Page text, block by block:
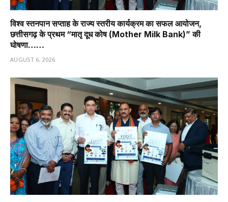
विश्व स्तनपान सप्ताह के राज्य स्तरीय कार्यक्रम का सफल आयोजन,
छत्तीसगढ़ के प्रथम “मातृ दूध कोष (Mother Milk Bank)” की
घोषणा……
AUGUST 6, 2026